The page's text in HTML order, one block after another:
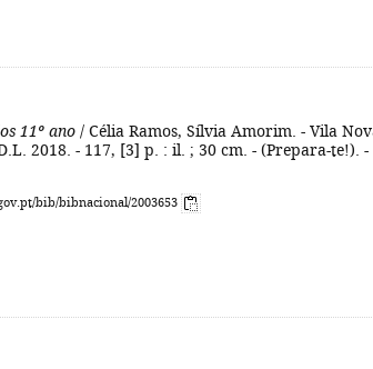
11º ano / Célia Ramos, Sílvia Amorim. - Vila
2018. - 117, [3] p. : il. ; 30 cm. - (Prepara-te!). -
bib/bibnacional/2003653